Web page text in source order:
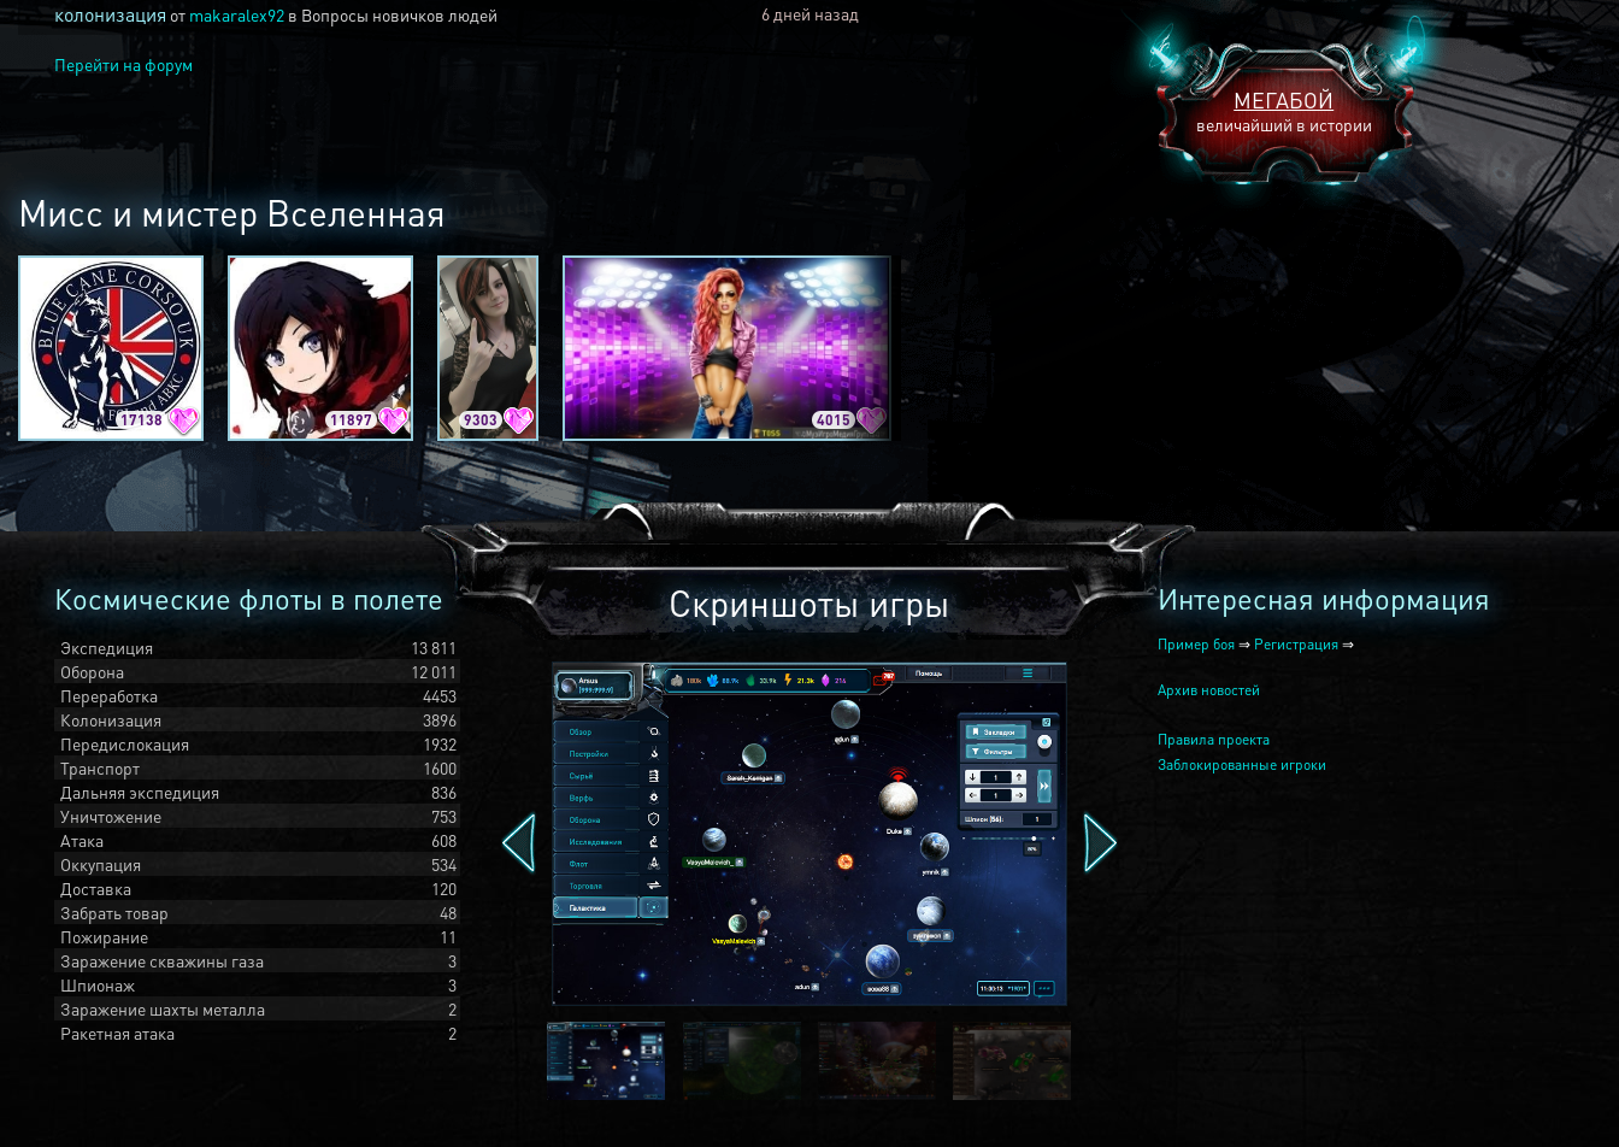
МЕГАБОЙ
величайший в истории
колонизация от makaralex92 в Вопросы новичков людей 6 дней назад
Перейти на форум
Мисс и мистер Вселенная
17138 11897 9303 4015 2240
Космические флоты в полете
Экспедиция
13 811
Оборона
12 011
Переработка
4453
Колонизация
3896
Передислокация
1932
Транспорт
1600
Дальняя экспедиция
836
Уничтожение
753
Атака
608
Оккупация
534
Доставка
120
Забрать товар
48
Пожирание
11
Заражение скважины газа
3
Шпионаж
3
Заражение шахты металла
2
Ракетная атака
2
Скриншоты игры Интересная информация
Пример боя ⇒ Регистрация ⇒
Архив новостей
Правила проекта
Заблокированные игроки